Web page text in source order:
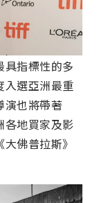
指標性的多
入選亞洲最重
演也將帶著
各地買家及影
佛普拉斯》